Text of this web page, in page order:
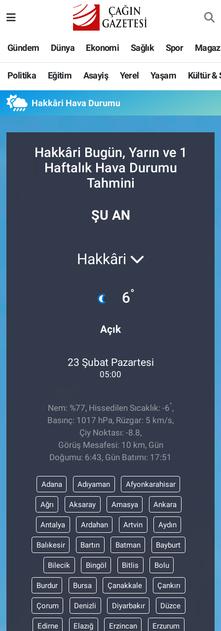
Gündem Dünya Ekonomi Sağlık Spor
Politika Eğitim Asayiş Yerel Yaşam Kültür &
Hakkâri Hava Durumu
Hakkâri Bugün, Yarın ve 1
Haftalık Hava Durumu
Tahmini
ŞU AN
Hakkâri
6°
Açık
23 Şubat Pazartesi
05:00
Nem: %77, Hissedilen Sıcaklık: -6°,
Basınç: 1017 hPa, Rüzgar: 5 km/s,
Çiy Noktası: -8.8,
Görüş Mesafesi: 10 km, Gün
Doğumu: 6:43, Gün Batımı: 17:51
Adana Adıyaman Afyonkarahisar
Ağrı Aksaray Amasya Ankara
Antalya Ardahan Artvin Aydın
Balıkesir Bartın Batman Bayburt
Bilecik Bingöl Bitlis Bolu
Burdur Bursa Çanakkale Çankırı
Çorum Denizli Diyarbakır Düzce
Edirne Elazığ Erzincan Erzurum
Eğitim
Asayiş
Yerel
Kültür & Sanat
Hava Durumu
Namaz Vakitleri
Trafik Durumu
Tüm Manşetler
Son Dakika Haberleri